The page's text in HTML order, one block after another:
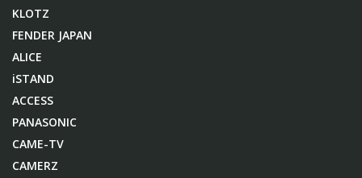
KLOTZ
FENDER JAPAN
ALICE
iSTAND
ACCESS
PANASONIC
CAME-TV
CAMERZ